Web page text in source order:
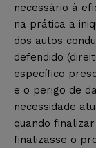
necessário à
na prática a
dos autos
defendido
específico
e o perigo de
necessidade
quando
finalizasse o